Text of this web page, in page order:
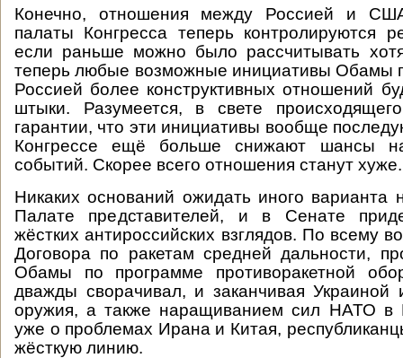
Конечно, отношения между Россией и
палаты Конгресса теперь контролируются
если раньше можно было рассчитывать
теперь любые возможные инициативы Обамы
Россией более конструктивных отношений
штыки. Разумеется, в свете
гарантии, что эти инициативы вообще
Конгрессе ещё больше снижают шансы
событий. Скорее всего отношения станут хуже.
Никаких оснований ожидать иного варианта
Палате представителей, и в Сенате
жёстких антироссийских взглядов. По всему
Договора по ракетам средней дальности,
Обамы по программе противоракетной
дважды сворачивал, и заканчивая Украиной
оружия, а также наращиванием сил НАТО в
уже о проблемах Ирана и Китая,
жёсткую линию.